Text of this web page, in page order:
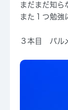
まだまだ知ら
また１つ勉強
３本目 パル